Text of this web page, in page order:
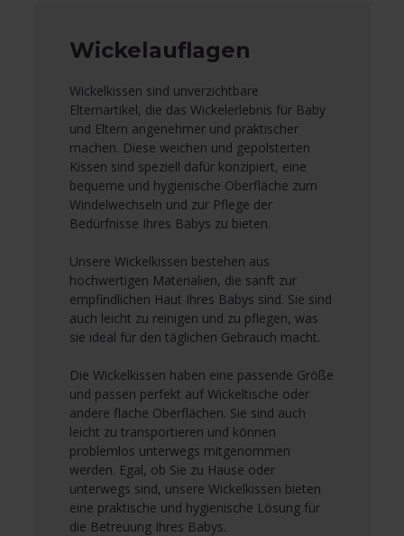
Wickelauflagen
Wickelkissen sind unverzichtbare
Elternartikel, die das Wickelerlebnis für Baby
und Eltern angenehmer und praktischer
machen. Diese weichen und gepolsterten
Kissen sind speziell dafür konzipiert, eine
bequeme und hygienische Oberfläche zum
Windelwechseln und zur Pflege der
Bedürfnisse Ihres Babys zu bieten.
Unsere Wickelkissen bestehen aus
hochwertigen Materialien, die sanft zur
empfindlichen Haut Ihres Babys sind. Sie sind
auch leicht zu reinigen und zu pflegen, was
sie ideal für den täglichen Gebrauch macht.
Die Wickelkissen haben eine passende Größe
und passen perfekt auf Wickeltische oder
andere flache Oberflächen. Sie sind auch
leicht zu transportieren und können
problemlos unterwegs mitgenommen
werden. Egal, ob Sie zu Hause oder
unterwegs sind, unsere Wickelkissen bieten
eine praktische und hygienische Lösung für
die Betreuung Ihres Babys.